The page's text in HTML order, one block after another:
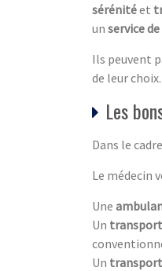
sérénitéet
un service
Ils peuvent
de leur choix.
Les
Dans le
Le médecin
Une
Un
Un